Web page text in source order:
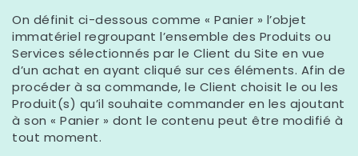
On définit ci-dessous comme « Panier » l’objet
immatériel regroupant l’ensemble des Produits ou
Services sélectionnés par le Client du Site en vue
d’un achat en ayant cliqué sur ces éléments. Afin de
procéder à sa commande, le Client choisit le ou les
Produit(s) qu’il souhaite commander en les ajoutant
à son « Panier » dont le contenu peut être modifié à
tout moment.